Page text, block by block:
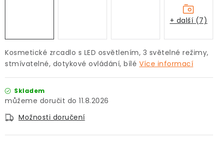
Kosmetické zrcadlo s LED osvětlením, 3 světelné režimy,
stmívatelné, dotykové ovládání, bílé Více informací
Skladem
11.8.2026
Možnosti doručení
+ další (7)